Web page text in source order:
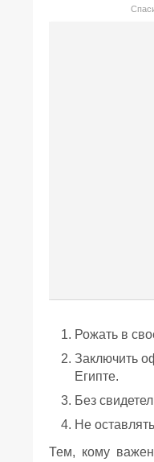
Рожать в
Заключить
Египте.
Без
Не
Тем, кому